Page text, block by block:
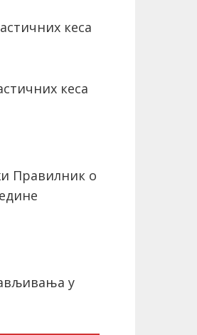
кеса
кеса
Правилник о
у